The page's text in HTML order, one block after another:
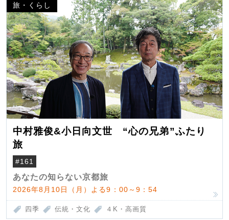
旅・くらし
中村雅俊&小日向文世 “心の兄弟”ふたり
旅
#161
あなたの知らない京都旅
2026年8月10日（月）よる9：00～9：54
四季 伝統・文化 ４K・高画質